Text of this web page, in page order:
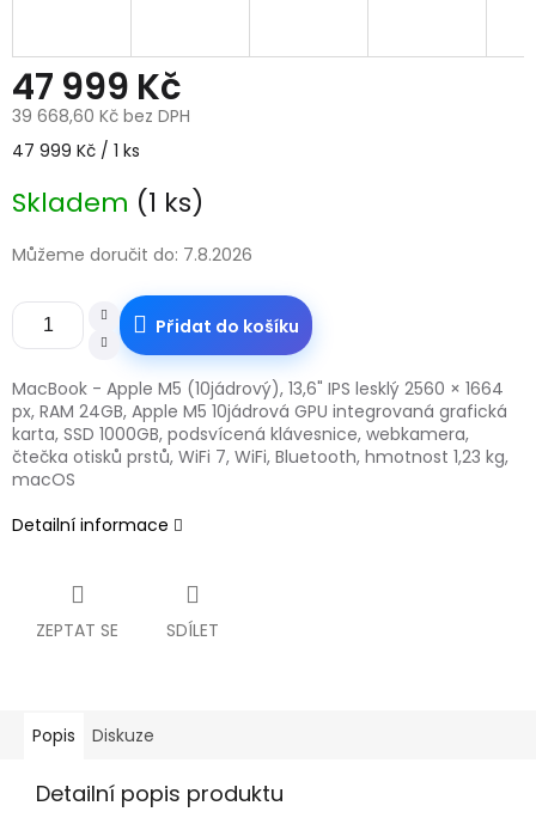
47 999 Kč
39 668,60 Kč bez DPH
Měrná
47 999 Kč / 1 ks
Skladem (1 ks)
Můžeme doručit do: 7.8.2026
Přidat do košíku
MacBook - Apple M5 (10jádrový), 13,6" IPS lesklý 2560 × 1664
px, RAM 24GB, Apple M5 10jádrová GPU integrovaná grafická
karta, SSD 1000GB, podsvícená klávesnice, webkamera,
čtečka otisků prstů, WiFi 7, WiFi, Bluetooth, hmotnost 1,23 kg,
macOS
Detailní informace
ZEPTAT SE SDÍLET
Popis Diskuze
Detailní popis produktu